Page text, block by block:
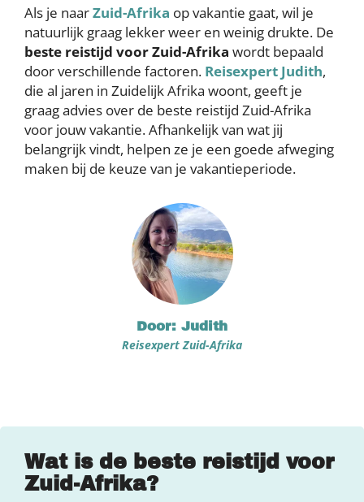
Als je naarZuid-Afrika op vakantie gaat, wil je
natuurlijk graag lekker weer en weinig drukte. De
beste reistijd voor Zuid-Afrika wordt bepaald
door verschillende factoren. Reisexpert Judith,
die al jaren in Zuidelijk Afrika woont, geeft je
graag advies over de beste reistijd Zuid-Afrika
voor jouw vakantie. Afhankelijk van wat jij
belangrijk vindt, helpen ze je een goede afweging
maken bij de keuze van je vakantieperiode.
Door: Judith
Reisexpert Zuid-Afrika
Wat is de beste reistijd voor
Zuid-Afrika?